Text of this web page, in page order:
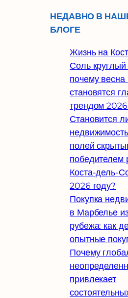
НЕДАВНО В
БЛОГЕ
Жизнь на
Соль круглый
почему весна
становятся
трендом
Становится
полей
победителем
Коста-дель-
2026 году?
Покупка
в Марбелье
рубежа: как
опытные
Почему
привлекает